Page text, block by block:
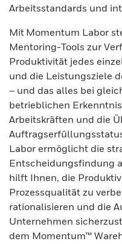
Arbeitsstandards und
Mit Momentum Labor
Mentoring-Tools zur
Produktivität jedes
und die Leistungsziele
– und das alles bei
betrieblichen
Arbeitskräften und die
Labor ermöglicht die
Entscheidungsfindung
hilft Ihnen, die
Prozessqualität zu
rationalisieren und die
Unternehmen
dem Momentum™